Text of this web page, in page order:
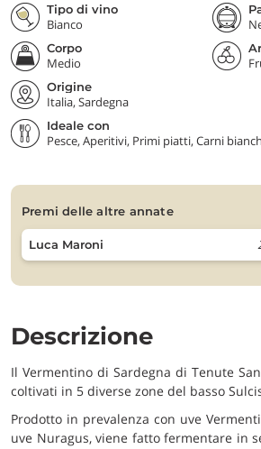
Tipo di vino
Bianco
Corpo
Medio
Origine
Italia, Sardegna
Ideale con
Pesce, Aperitivi, Primi piatti, Carni
premi delle altre annate
Luca Maroni
Descrizione
Il Vermentino di Sardegna di Tenute
coltivati in 5 diverse zone del basso
Prodotto in prevalenza con uve
uve Nuragus, viene fatto fermentare in